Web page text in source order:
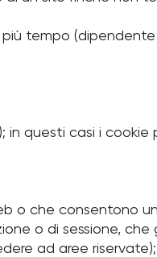
tempo
questi casi i cookie
o che consentono
o di sessione,
ad aree